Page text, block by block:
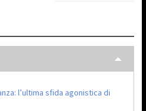
l’ultima sfida agonistica di